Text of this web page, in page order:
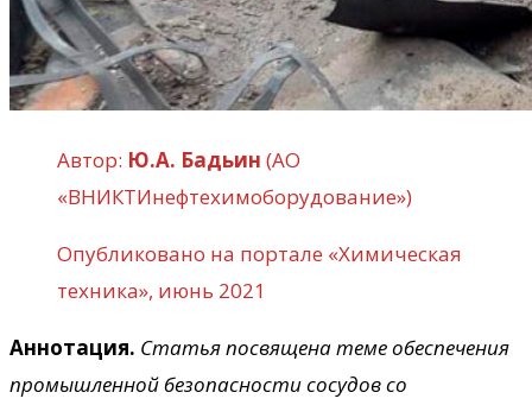
Автор: Ю.А. Бадьин (АО
«ВНИКТИнефтехимоборудование»)
Опубликовано на портале «Химическая
техника», июнь 2021
Аннотация. Статья посвящена теме обеспечения
промышленной безопасности сосудов со